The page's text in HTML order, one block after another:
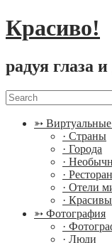
Красиво!
радуя глаза
Menu
Search
for:
➳ Виртуальные
· Страны
· Города
·
·
· Отели
·
➳ Фотография
·
· Люди